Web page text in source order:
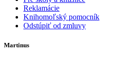
Reklamácie
Knihomoľský pomocník
Odstúpiť od zmluvy
Martinus